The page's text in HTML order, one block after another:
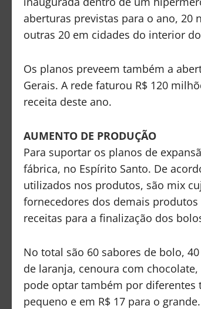
aberturas previstas para o ano, 20
outras 20 em cidades do interior
Os planos preveem também a
Gerais. A rede faturou R$ 120
receita deste ano.
AUMENTO DE PRODUÇÃO
Para suportar os planos de
fábrica, no Espírito Santo. De
utilizados nos produtos, são mix
fornecedores dos demais
receitas para a finalização dos
No total são 60 sabores de bolo,
de laranja, cenoura com
pode optar também por diferentes
pequeno e em R$ 17 para o